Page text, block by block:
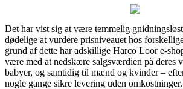
Det har vist sig at være temmelig
dødelige at vurdere prisniveauet hos
grund af dette har adskillige Harco Loor e-
være med at nedskære salgsværdien på deres
babyer, og samtidig til mænd og kvinder –
nogle gange sikre levering uden omkostninger.